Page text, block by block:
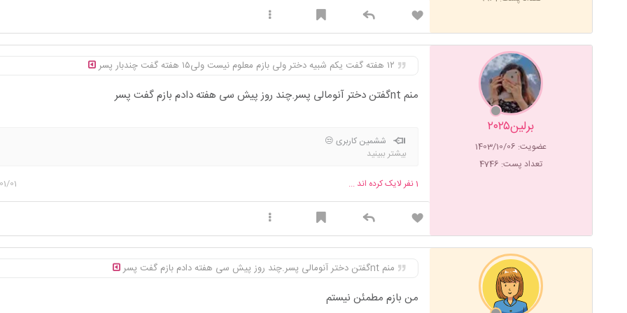
برلین۲۰۲۵
عضویت: 1403/10/06
تعداد پست: 4746
۱۲ هفته گفت یکم شبیه دختر ولی بازم معلوم نیست ولی۱۵ هفته گفت چندبار پسر
منم ntگفتن دختر آنومالی پسر.چند روز پیش سی هفته دادم بازم گفت پسر
ششمین کاربری 😒
بیشتر ببینید
01 1نفر لایک کرده اند ...
منم ntگفتن دختر آنومالی پسر.چند روز پیش سی هفته دادم بازم گفت پسر
من بازم مطمئن نیستم